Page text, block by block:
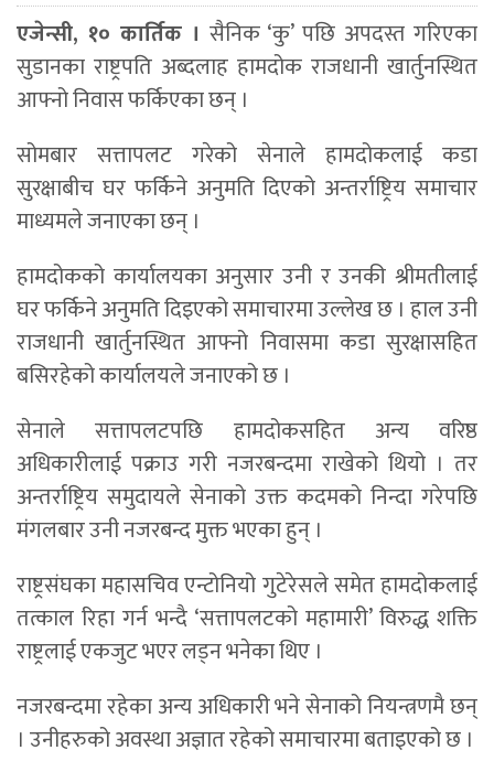
एजेन्सी, १० कार्तिक । सैनिक ‘कु’ पछि अपदस्त गरिएका
सुडानका राष्ट्रपति अब्दलाह हामदोक राजधानी खार्तुनस्थित
आफ्नो निवास फर्किएका छन् ।
सोमबार सत्तापलट गरेको सेनाले हामदोकलाई कडा
सुरक्षाबीच घर फर्किने अनुमति दिएको अन्तर्राष्ट्रिय समाचार
माध्यमले जनाएका छन् ।
हामदोकको कार्यालयका अनुसार उनी र उनकी श्रीमतीलाई
घर फर्किने अनुमति दिइएको समाचारमा उल्लेख छ । हाल उनी
राजधानी खार्तुनस्थित आफ्नो निवासमा कडा सुरक्षासहित
बसिरहेको कार्यालयले जनाएको छ ।
सेनाले सत्तापलटपछि हामदोकसहित अन्य वरिष्ठ
अधिकारीलाई पक्राउ गरी नजरबन्दमा राखेको थियो । तर
अन्तर्राष्ट्रिय समुदायले सेनाको उक्त कदमको निन्दा गरेपछि
मंगलबार उनी नजरबन्द मुक्त भएका हुन् ।
राष्ट्रसंघका महासचिव एन्टोनियो गुटेरेसले समेत हामदोकलाई
तत्काल रिहा गर्न भन्दै ‘सत्तापलटको महामारी’ विरुद्ध शक्ति
राष्ट्रलाई एकजुट भएर लड्न भनेका थिए ।
नजरबन्दमा रहेका अन्य अधिकारी भने सेनाको नियन्त्रणमै छन्
। उनीहरुको अवस्था अज्ञात रहेको समाचारमा बताइएको छ ।